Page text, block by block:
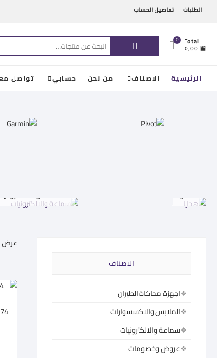
contentالطلبات تفاصيل الحساب
عن:
0 Total
⃁ 0,00
الرئيسية الاصناف من نحن حسابي تواصل
سماعة والالكترونيات هدايا
عرض 1–60 من أصل 585 نتيجة
الاصناف
اجهزة محاكاة الطيران
الملابس والاكسسوارات
سماعة والالكترونيات
عروض وخصومات